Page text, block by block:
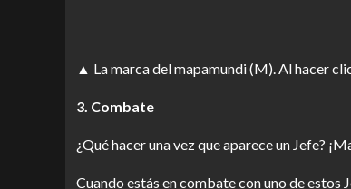
▲ La marca del mapamundi (M). Al hacer
3. Combate
¿Qué hacer una vez que aparece un Jefe?
Cuando estás en combate con uno de